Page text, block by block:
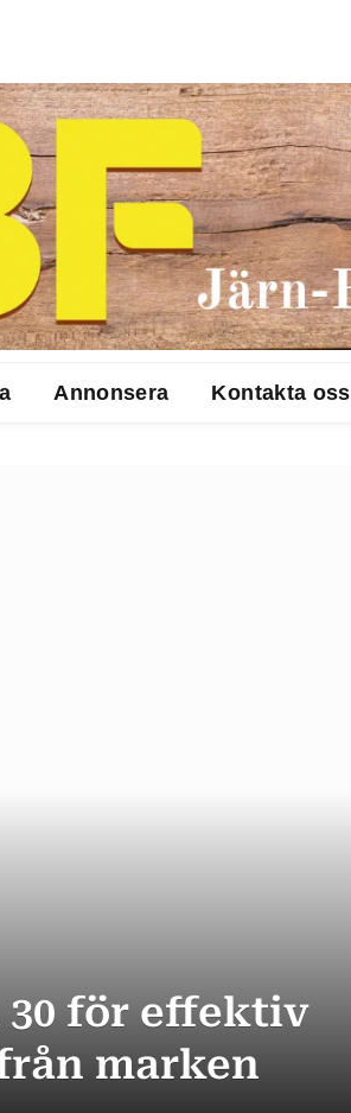
Annonsera Kontakta oss
30 för effektiv
marken